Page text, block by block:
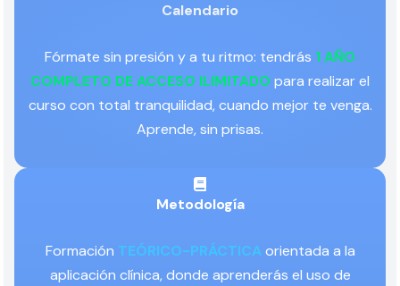
Calendario
Fórmate sin presión y a tu ritmo: tendrás 1 AÑO
COMPLETO DE ACCESO ILIMITADO para realizar el
curso con total tranquilidad, cuando mejor te venga.
Aprende, sin prisas.
Metodología
Formación TEÓRICO-PRÁCTICAorientada a la
aplicación clínica, donde aprenderás el uso de